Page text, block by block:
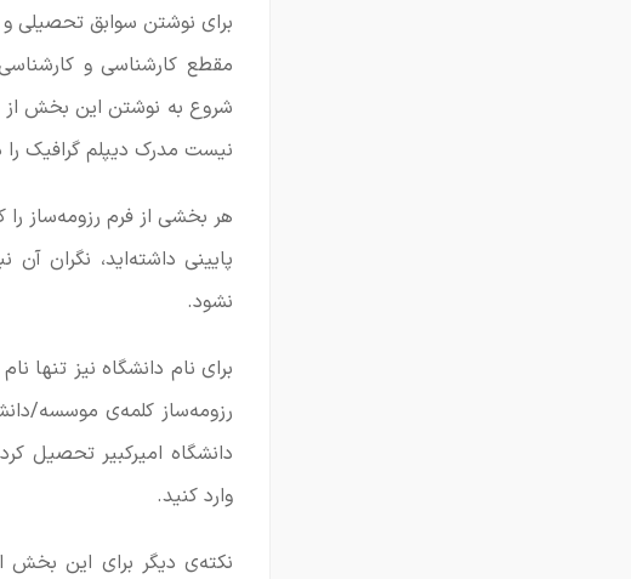
برای نوشتن سوابق تحصیلی
مقطع کارشناسی و
شروع به نوشتن این بخش از
نیست مدرک دیپلم گرافیک
هر بخشی از فرم رزومه‌ساز
پایینی داشته‌اید، نگران
نشود.
برای نام دانشگاه نیز تنها
رزومه‌ساز کلمه‌ی موسسه/
دانشگاه امیرکبیر تحصیل
وارد کنید.
نکته‌ی دیگر برای این بخش